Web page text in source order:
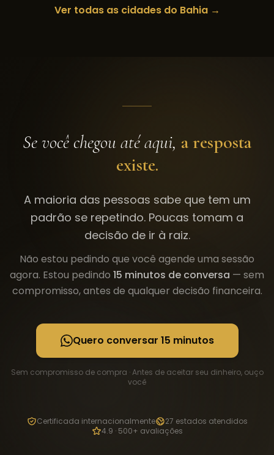
Ver todas as cidades do Bahia→
Se você chegou até aqui, a resposta
existe.
A maioria das pessoas sabe que tem um
padrão se repetindo. Poucas tomam a
decisão de ir à raiz.
Não estou pedindo que você agende uma sessão
agora. Estou pedindo 15 minutos de conversa — sem
compromisso, antes de qualquer decisão financeira.
Quero conversar 15 minutos
Sem compromisso de compra · Antes de aceitar seu dinheiro, ouço
você
Certificada internacionalmente
27 estados atendidos
4.9 · 500+ avaliações